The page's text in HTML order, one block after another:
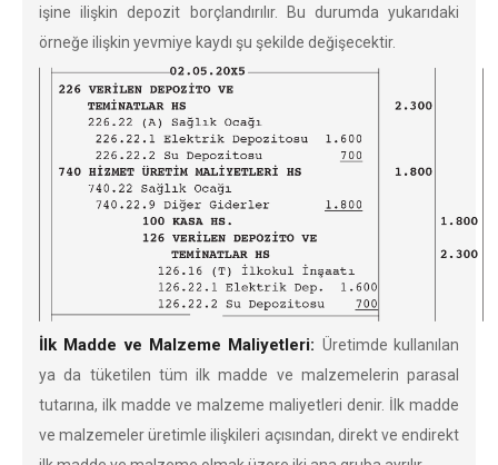
işine ilişkin depozit borçlandırılır. Bu durumda yukarıdaki
örneğe ilişkin yevmiye kaydı şu şekilde değişecektir.
İlk Madde ve Malzeme Maliyetleri: Üretimde kullanılan
ya da tüketilen tüm ilk madde ve malzemelerin parasal
tutarına, ilk madde ve malzeme maliyetleri denir. İlk madde
ve malzemeler üretimle ilişkileri açısından, direkt ve endirekt